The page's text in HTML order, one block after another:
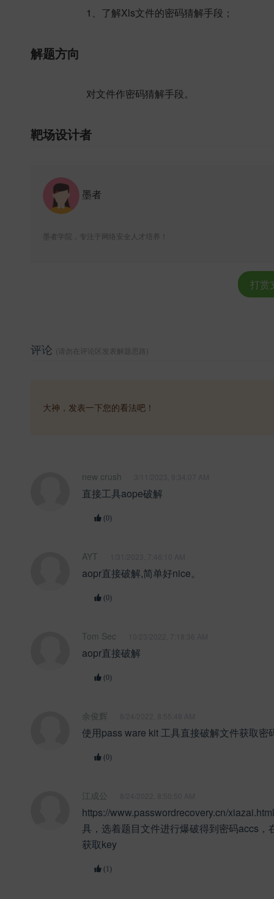
1、了解Xls文件的密码猜解手段；
解题方向
对文件作密码猜解手段。
靶场设计者
墨者
墨者学院，专注于网络安全人才培养！
打赏
评论 (请勿在评论区发表解题思路)
大神，发表一下您的看法吧！
new crush
直接工具aope破解
(0)
AYT
aopr直接破解,简单好nice。
(0)
Tom Sec
aopr直接破解
(0)
余俊辉
使用pass ware kit 工具直接破解文件获取密
(0)
江成公
https://www.passwordrecovery.cn/
具，选着题目文件进行爆破得到密码accs，
获取key
(1)